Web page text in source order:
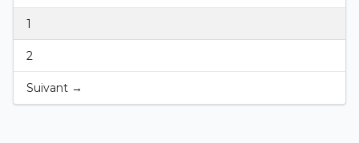
1
2
Suivant →